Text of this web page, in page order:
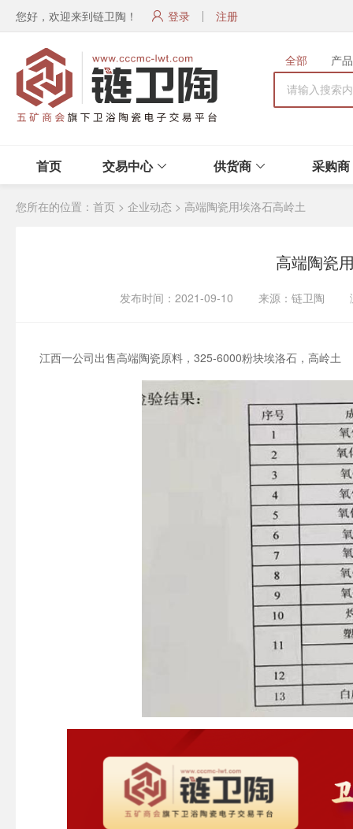
您好，欢迎来到链卫陶！ 登录 注册
全部 产品
首页 交易中心 供货商 采购商
您所在的位置： 首页 > 企业动态 > 高端陶瓷用埃洛石高岭土
高端陶瓷
发布时间：2021-09-10 来源：链卫陶
江西一公司出售高端陶瓷原料，325-6000粉块埃洛石，高岭土